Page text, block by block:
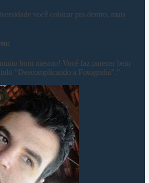
você colocar pra dentro, mais
bom mesmo! Você faz parecer bem
“Descomplicando a Fotografia”.”